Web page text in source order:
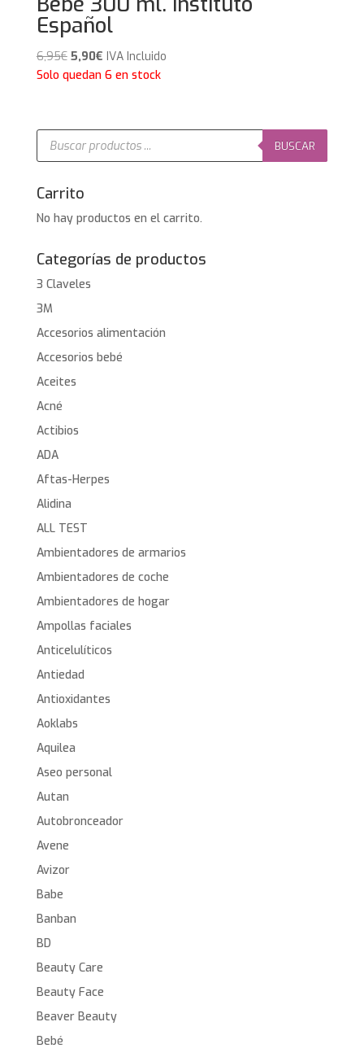
Español
6,95€ El
precio
6,95€.
5,90€El
precio
5,90€.
IVA Incluido
Solo quedan 6 en stock
Búsqueda
productos
BUSCAR
Carrito
No hay productos en el carrito.
Categorías de productos
3 Claveles
3M
Accesorios alimentación
Accesorios bebé
Aceites
Acné
Actibios
ADA
Aftas-Herpes
Alidina
ALL TEST
Ambientadores de armarios
Ambientadores de coche
Ambientadores de hogar
Ampollas faciales
Anticelulíticos
Antiedad
Antioxidantes
Aoklabs
Aquilea
Aseo personal
Autan
Autobronceador
Avene
Avizor
Babe
Banban
BD
Beauty Care
Beauty Face
Beaver Beauty
Bebé